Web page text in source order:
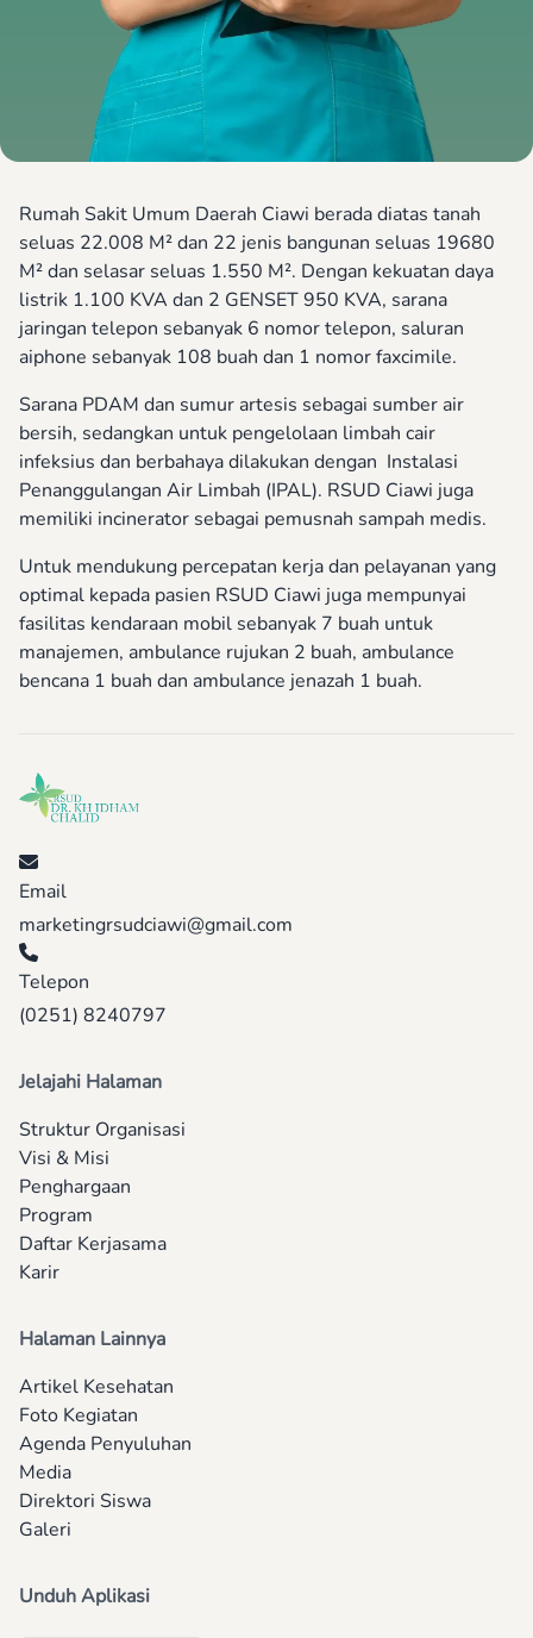
Rumah Sakit Umum Daerah Ciawi berada diatas tanah
seluas 22.008 M² dan 22 jenis bangunan seluas 19680
M² dan selasar seluas 1.550 M². Dengan kekuatan daya
listrik 1.100 KVA dan 2 GENSET 950 KVA, sarana
jaringan telepon sebanyak 6 nomor telepon, saluran
aiphone sebanyak 108 buah dan 1 nomor faxcimile.
Sarana PDAM dan sumur artesis sebagai sumber air
bersih, sedangkan untuk pengelolaan limbah cair
infeksius dan berbahaya dilakukan dengan Instalasi
Penanggulangan Air Limbah (IPAL). RSUD Ciawi juga
memiliki incinerator sebagai pemusnah sampah medis.
Untuk mendukung percepatan kerja dan pelayanan yang
optimal kepada pasien RSUD Ciawi juga mempunyai
fasilitas kendaraan mobil sebanyak 7 buah untuk
manajemen, ambulance rujukan 2 buah, ambulance
bencana 1 buah dan ambulance jenazah 1 buah.
Email
marketingrsudciawi@gmail.com
Telepon
(0251) 8240797
Jelajahi Halaman
Struktur Organisasi
Visi & Misi
Penghargaan
Program
Daftar Kerjasama
Karir
Halaman Lainnya
Artikel Kesehatan
Foto Kegiatan
Agenda Penyuluhan
Media
Direktori Siswa
Galeri
Unduh Aplikasi